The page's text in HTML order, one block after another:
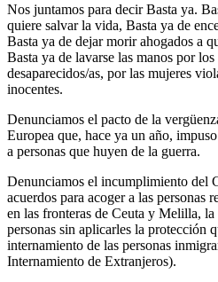
Nos juntamos para decir Basta ya.
quiere salvar la vida, Basta ya de
Basta ya de dejar morir ahogados a
Basta ya de lavarse las manos por
desaparecidos/as, por las mujeres
inocentes.
Denunciamos el pacto de la
Europea que, hace ya un año,
a personas que huyen de la guerra.
Denunciamos el incumplimiento del
acuerdos para acoger a las personas
en las fronteras de Ceuta y Melilla,
personas sin aplicarles la protección
internamiento de las personas
Internamiento de Extranjeros).